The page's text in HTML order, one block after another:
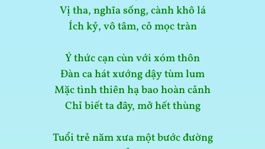
Vị tha, nghĩa sống, cành khô lá
Ích kỷ, vô tâm, cỏ mọc tràn
Ý thức cạn cùn với xóm thôn
Đàn ca hát xướng dậy tùm lum
Mặc tình thiên hạ bao hoàn cảnh
Chỉ biết ta đây, mở hết thùng
Tuổi trẻ năm xưa một bước đường